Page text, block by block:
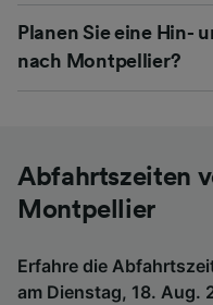
Planen Sie eine Hin-
nach Montpellier?
Abfahrtszeiten
Montpellier
Erfahre die
am Dienstag, 18. Aug.